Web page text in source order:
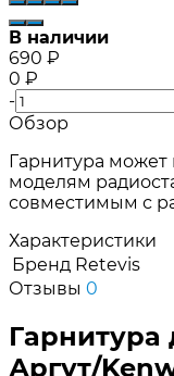
В наличии
690 ₽
0 ₽
-
Обзор
Гарнитура
моделям
совместимым с
Характеристики
Бренд Retevis
Отзывы 0
Гарнитура
Аргут/